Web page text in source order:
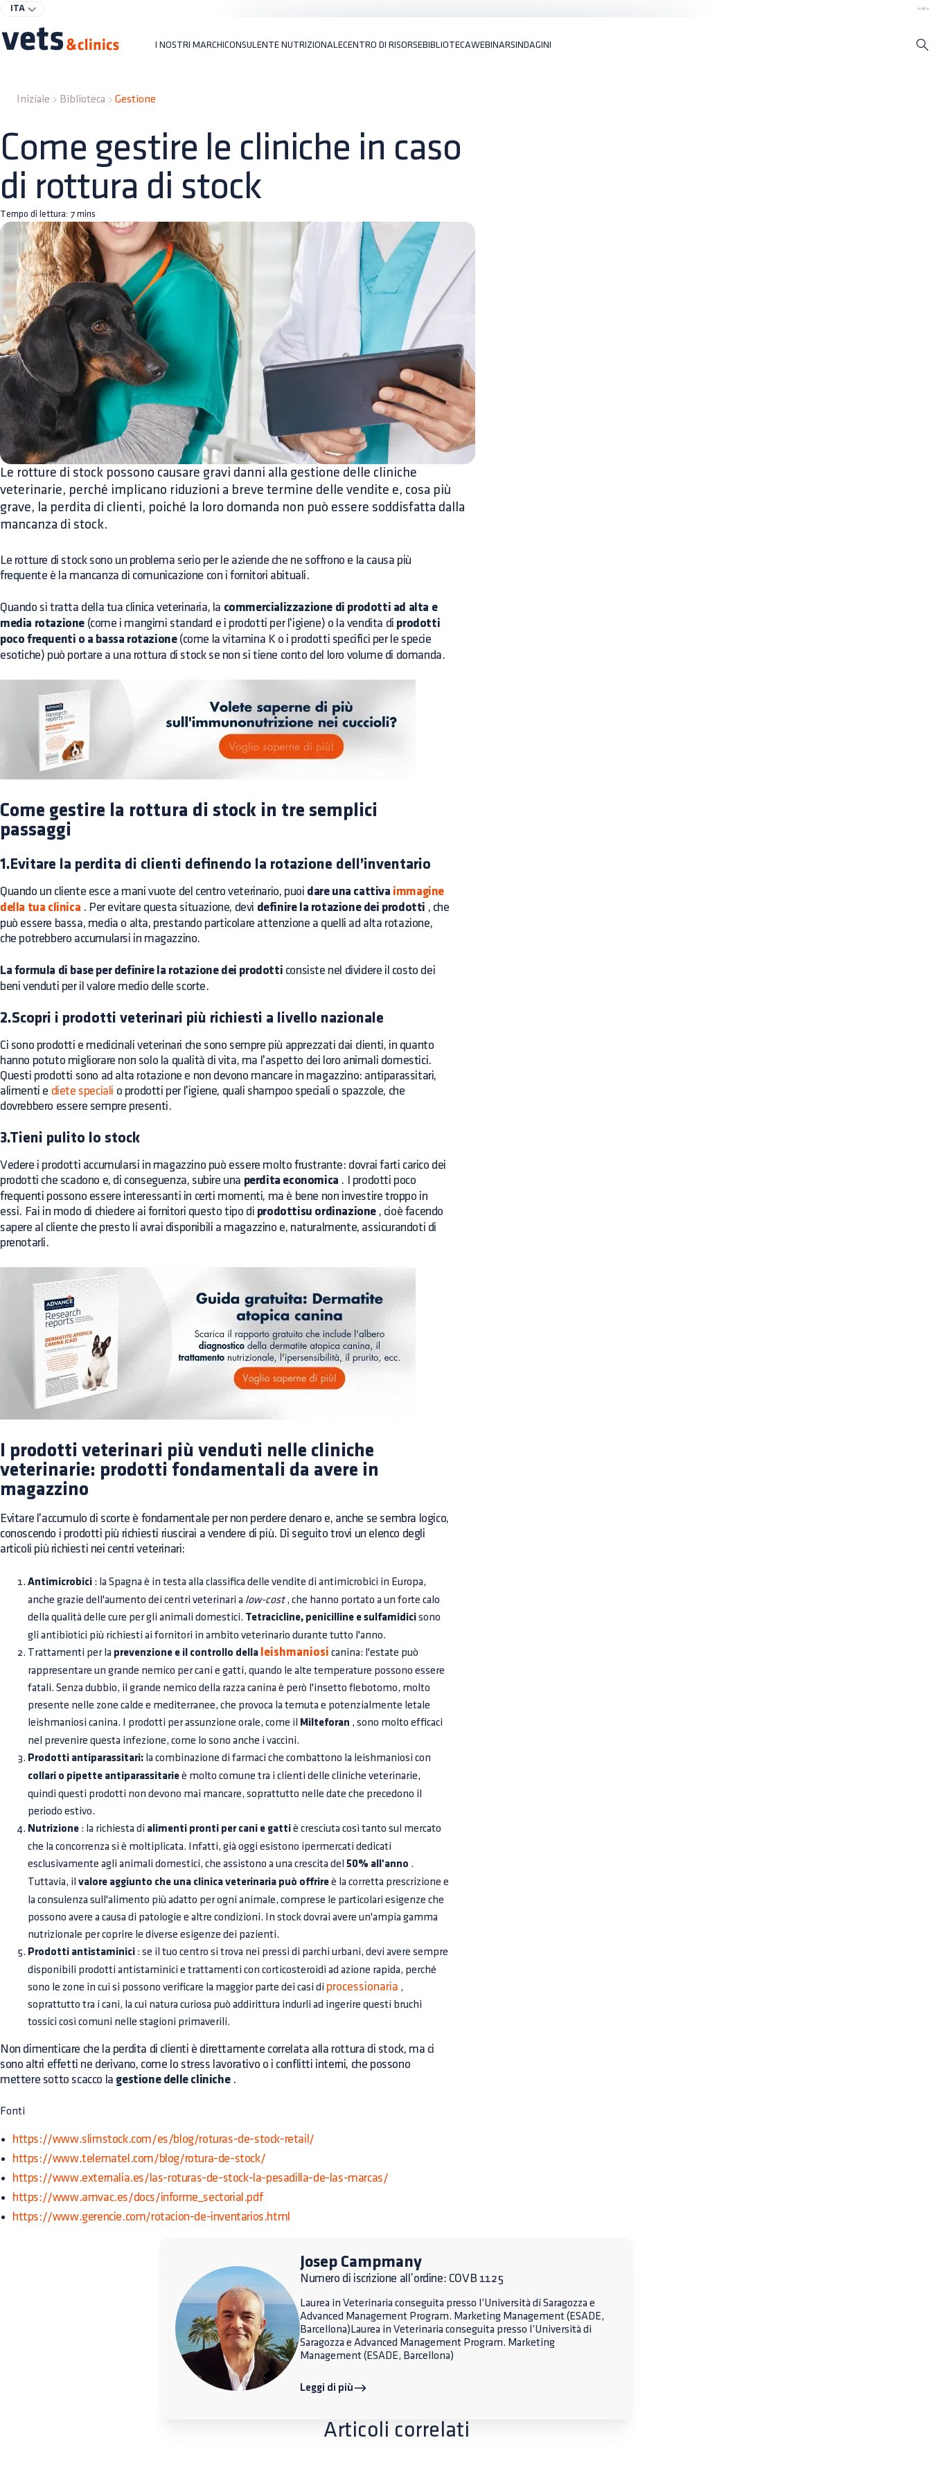
ITA
I NOSTRI MARCHICONSULENTE NUTRIZIONALECENTRO DI RISORSEBIBLIOTECAWEBINARSINDAGINI
Iniziale Biblioteca Gestione
Come gestire le cliniche in caso
di rottura di stock
Tempo di lettura: 7 mins
Le rotture di stock possono causare gravi danni alla gestione delle cliniche
veterinarie, perché implicano riduzioni a breve termine delle vendite e, cosa più
grave, la perdita di clienti, poiché la loro domanda non può essere soddisfatta dalla
mancanza di stock.
Le rotture di stock sono un problema serio per le aziende che ne soffrono e la causa più
frequente è la mancanza di comunicazione con i fornitori abituali.
Quando si tratta della tua clinica veterinaria, la commercializzazione di prodotti ad alta e
media rotazione (come i mangimi standard e i prodotti per l'igiene) o la vendita di prodotti
poco frequenti o a bassa rotazione(come la vitamina K o i prodotti specifici per le specie
esotiche) può portare a una rottura di stock se non si tiene conto del loro volume di domanda.
Come gestire la rottura di stock in tre semplici
passaggi
1.Evitare la perdita di clienti definendo la rotazione dell’inventario
Quando un cliente esce a mani vuote del centro veterinario, puoi dare una cattiva immagine
della tua clinica . Per evitare questa situazione, devi definire la rotazione dei prodotti , che
può essere bassa, media o alta, prestando particolare attenzione a quelli ad alta rotazione,
che potrebbero accumularsi in magazzino.
La formula di base per definire la rotazione dei prodotti consiste nel dividere il costo dei
beni venduti per il valore medio delle scorte.
2.Scopri i prodotti veterinari più richiesti a livello nazionale
Ci sono prodotti e medicinali veterinari che sono sempre più apprezzati dai clienti, in quanto
hanno potuto migliorare non solo la qualità di vita, ma l'aspetto dei loro animali domestici.
Questi prodotti sono ad alta rotazione e non devono mancare in magazzino: antiparassitari,
alimenti e diete speciali o prodotti per l'igiene, quali shampoo speciali o spazzole, che
dovrebbero essere sempre presenti.
3.Tieni pulito lo stock
Vedere i prodotti accumularsi in magazzino può essere molto frustrante: dovrai farti carico dei
prodotti che scadono e, di conseguenza, subire una perdita economica . I prodotti poco
frequenti possono essere interessanti in certi momenti, ma è bene non investire troppo in
essi. Fai in modo di chiedere ai fornitori questo tipo di prodottisu ordinazione , cioè facendo
sapere al cliente che presto li avrai disponibili a magazzino e, naturalmente, assicurandoti di
prenotarli.
I prodotti veterinari più venduti nelle cliniche
veterinarie: prodotti fondamentali da avere in
magazzino
Evitare l'accumulo di scorte è fondamentale per non perdere denaro e, anche se sembra logico,
conoscendo i prodotti più richiesti riuscirai a vendere di più. Di seguito trovi un elenco degli
articoli più richiesti nei centri veterinari:
Antimicrobici : la Spagna è in testa alla classifica delle vendite di antimicrobici in Europa,
anche grazie dell'aumento dei centri veterinari a low-cost, che hanno portato a un forte calo
della qualità delle cure per gli animali domestici. Tetracicline, penicilline e sulfamidici sono
gli antibiotici più richiesti ai fornitori in ambito veterinario durante tutto l'anno.
Trattamenti per la prevenzione e il controllo della leishmaniosi canina: l'estate può
rappresentare un grande nemico per cani e gatti, quando le alte temperature possono essere
fatali. Senza dubbio, il grande nemico della razza canina è però l'insetto flebotomo, molto
presente nelle zone calde e mediterranee, che provoca la temuta e potenzialmente letale
leishmaniosi canina. I prodotti per assunzione orale, come il
Milteforan , sono molto efficaci
nel prevenire questa infezione, come lo sono anche i vaccini.
Prodotti antiparassitari: la combinazione di farmaci che combattono la leishmaniosi con
collari o pipette antiparassitarie è molto comune tra i clienti delle cliniche veterinarie,
quindi questi prodotti non devono mai mancare, soprattutto nelle date che precedono il
periodo estivo.
Nutrizione : la richiesta di alimenti pronti per cani e gatti è cresciuta così tanto sul mercato
che la concorrenza si è moltiplicata. Infatti, già oggi esistono ipermercati dedicati
esclusivamente agli animali domestici, che assistono a una crescita del 50% all'anno .
Tuttavia, il valore aggiunto che una clinica veterinaria può offrire è la corretta prescrizione e
la consulenza sull'alimento più adatto per ogni animale, comprese le particolari esigenze che
possono avere a causa di patologie e altre condizioni. In stock dovrai avere un'ampia gamma
nutrizionale per coprire le diverse esigenze dei pazienti.
Prodotti antistaminici : se il tuo centro si trova nei pressi di parchi urbani, devi avere sempre
disponibili prodotti antistaminici e trattamenti con corticosteroidi ad azione rapida, perché
sono le zone in cui si possono verificare la maggior parte dei casi di processionaria ,
soprattutto tra i cani, la cui natura curiosa può addirittura indurli ad ingerire questi bruchi
tossici così comuni nelle stagioni primaverili.
Non dimenticare che la perdita di clienti è direttamente correlata alla rottura di stock, ma ci
sono altri effetti ne derivano, come lo stress lavorativo o i conflitti interni, che possono
mettere sotto scacco la gestione delle cliniche.
Fonti
https://www.slimstock.com/es/blog/roturas-de-stock-retail/
https://www.telematel.com/blog/rotura-de-stock/
https://www.externalia.es/las-roturas-de-stock-la-pesadilla-de-las-marcas/
https://www.amvac.es/docs/informe_sectorial.pdf
https://www.gerencie.com/rotacion-de-inventarios.html
Josep Campmany
Numero di iscrizione all’ordine: COVB 1125
Laurea in Veterinaria conseguita presso l’Università di Saragozza e
Advanced Management Program. Marketing Management (ESADE,
Barcellona)Laurea in Veterinaria conseguita presso l’Università di
Saragozza e Advanced Management Program. Marketing
Management (ESADE, Barcellona)
Leggi di più
Articoli correlati